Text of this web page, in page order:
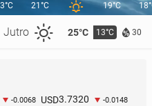
Jutro 25°C 13°C 30
21°C 19°C
-0.0068 USD3.7320 -0.0148